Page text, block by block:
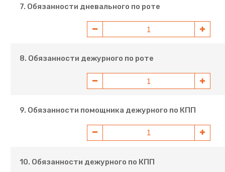
7. Обязанности дневального по роте
8. Обязанности дежурного по роте
9. Обязанности помощника дежурного по КПП
10. Обязанности дежурного по КПП